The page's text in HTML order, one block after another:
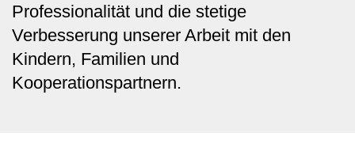
Professionalität und die stetige
Verbesserung unserer Arbeit mit den
Kindern, Familien und
Kooperationspartnern.